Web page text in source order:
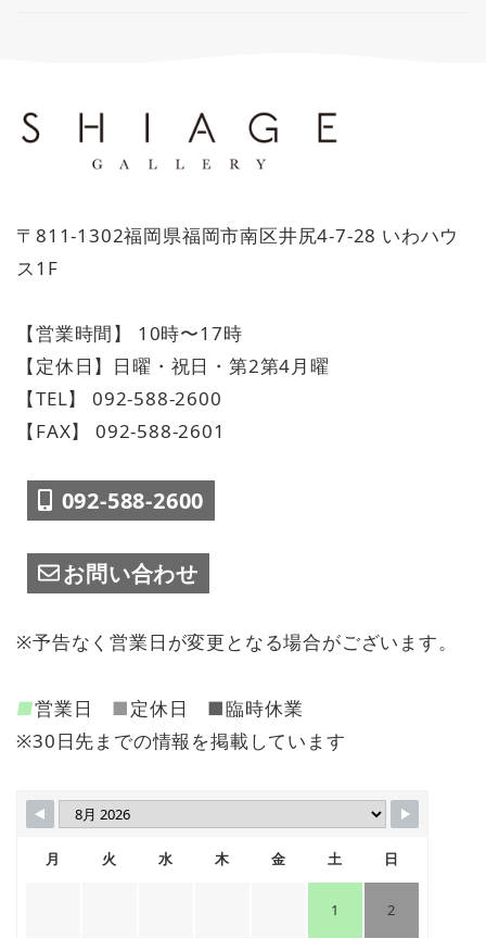
〒811-1302福岡県福岡市南区井尻4-7-28 いわハウ
ス1F
【営業時間】 10時〜17時
【定休日】日曜・祝日・第2第4月曜
【TEL】 092-588-2600
【FAX】 092-588-2601
092-588-2600
お問い合わせ
※予告なく営業日が変更となる場合がございます。
■営業日 ■定休日 ■臨時休業
※30日先までの情報を掲載しています
月 火 水 木 金 土 日
1 2